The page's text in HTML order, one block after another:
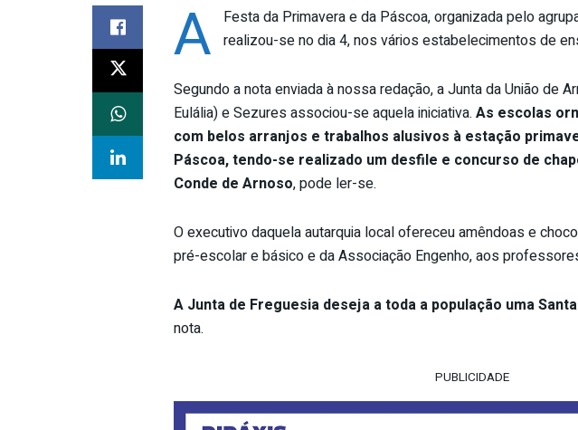
A
Festa da Primavera e da Páscoa, organizada pelo
realizou-se no dia 4, nos vários estabelecimentos de
Segundo a nota enviada à nossa redação, a Junta da União de
Eulália) e Sezures associou-se aquela iniciativa. As escolas
com belos arranjos e trabalhos alusivos à estação
Páscoa, tendo-se realizado um desfile e concurso de
Conde de Arnoso, pode ler-se.
O executivo daquela autarquia local ofereceu amêndoas e
pré-escolar e básico e da Associação Engenho, aos
A Junta de Freguesia deseja a toda a população uma
nota.
PUBLICIDADE